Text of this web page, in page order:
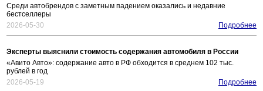
Среди автобрендов с заметным падением оказались и недавние
бестселлеры
2026-05-30
Подробнее
Эксперты выяснили стоимость содержания автомобиля в России
«Авито Авто»: содержание авто в РФ обходится в среднем 102 тыс.
рублей в год
2026-05-19
Подробнее